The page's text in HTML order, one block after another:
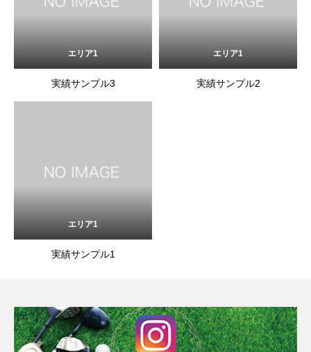
エリア1
実績サンプル3
エリア1
実績サンプル2
エリア1
実績サンプル1